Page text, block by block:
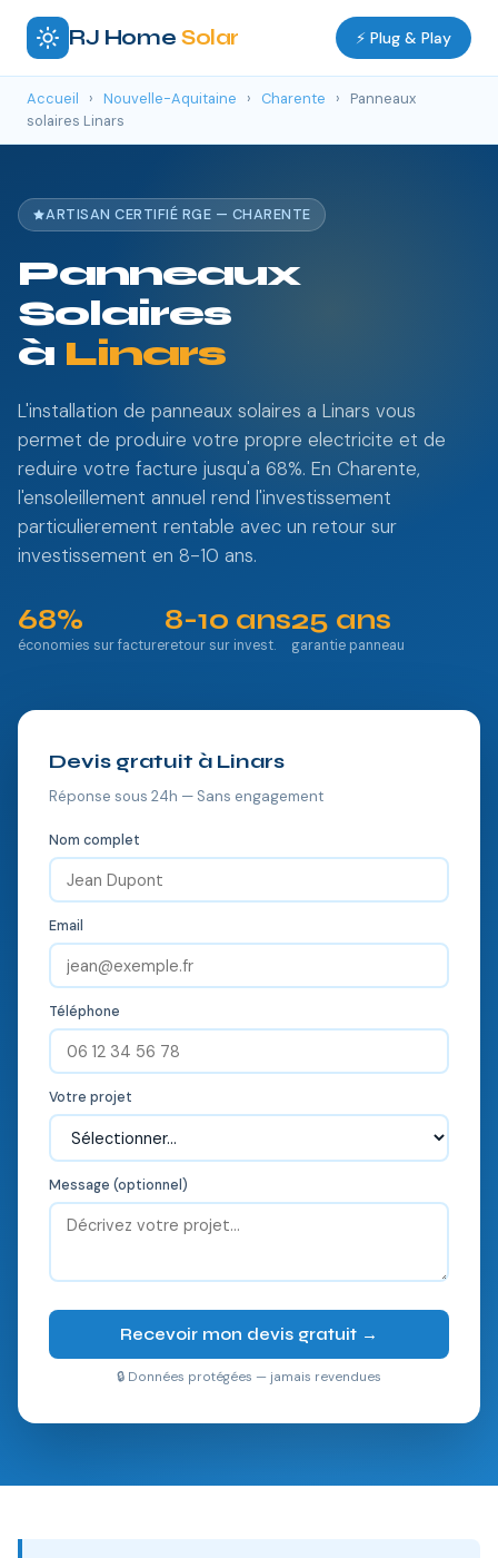
RJ Home Solar ⚡ Plug & Play
Accueil › Nouvelle-Aquitaine › Charente ›
Panneaux
solaires Linars
ARTISAN CERTIFIÉ RGE — CHARENTE
Panneaux
Solaires
à Linars
L'installation de panneaux solaires a Linars vous
permet de produire votre propre electricite et de
reduire votre facture jusqu'a 68%. En Charente,
l'ensoleillement annuel rend l'investissement
particulierement rentable avec un retour sur
investissement en 8-10 ans.
68%
économies sur facture
8-10 ans
retour sur invest.
25 ans
garantie panneau
Devis gratuit à Linars
Réponse sous 24h — Sans engagement
Nom complet
Email
Téléphone
Votre projet
Message (optionnel)
Recevoir mon devis gratuit →
🔒 Données protégées — jamais revendues